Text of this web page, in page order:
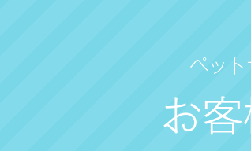
ペット
お